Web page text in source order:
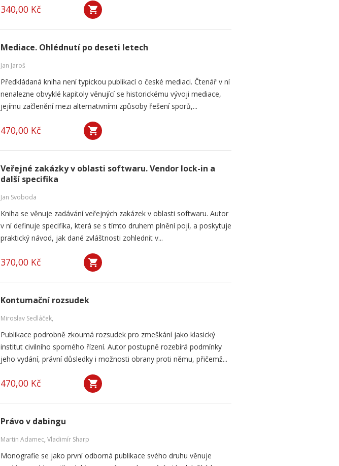
340,00 Kč
Mediace. Ohlédnutí po deseti letech
Jan Jaroš
Předkládaná kniha není typickou publikací o české mediaci. Čtenář v ní
nenalezne obvyklé kapitoly věnující se historickému vývoji mediace,
jejímu začlenění mezi alternativními způsoby řešení sporů,...
470,00 Kč
Veřejné zakázky v oblasti softwaru. Vendor lock-in a
další specifika
Jan Svoboda
Kniha se věnuje zadávání veřejných zakázek v oblasti softwaru. Autor
v ní definuje specifika, která se s tímto druhem plnění pojí, a poskytuje
praktický návod, jak dané zvláštnosti zohlednit v...
370,00 Kč
Kontumační rozsudek
Miroslav Sedláček,
Publikace podrobně zkoumá rozsudek pro zmeškání jako klasický
institut civilního sporného řízení. Autor postupně rozebírá podmínky
jeho vydání, právní důsledky i možnosti obrany proti němu, přičemž...
470,00 Kč
Právo v dabingu
Martin Adamec, Vladimír Sharp
Monografie se jako první odborná publikace svého druhu věnuje